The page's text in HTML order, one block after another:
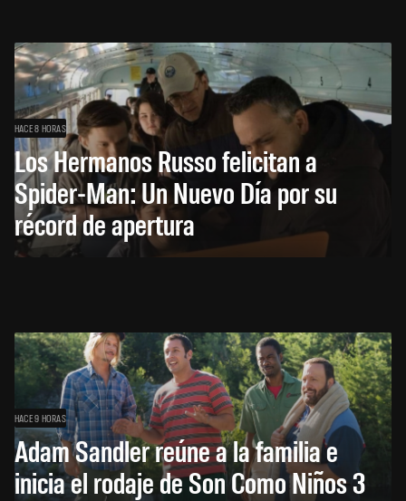
HACE 8 HORAS
Los Hermanos Russo felicitan a
Spider-Man: Un Nuevo Día por su
récord de apertura
HACE 9 HORAS
Adam Sandler reúne a la familia e
inicia el rodaje de Son Como Niños 3